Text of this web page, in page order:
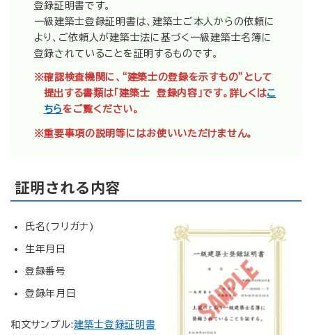
登録証明書です。
一級建築士登録証明書は、建築士ご本人からの依頼に
より、ご依頼人が建築士法に基づく一級建築士名簿に
登録されていることを証明するものです。
※確認検査機関に、“建築士の登録を示すもの”として
提出する書類は「建築士 登録内容」です。詳しくはこ
ちらをご覧ください。
※重要事項の説明等にはお使いいただけません。
証明される内容
氏名(フリガナ)
生年月日
登録番号
登録年月日
和文サンプル:建築士登録証明書